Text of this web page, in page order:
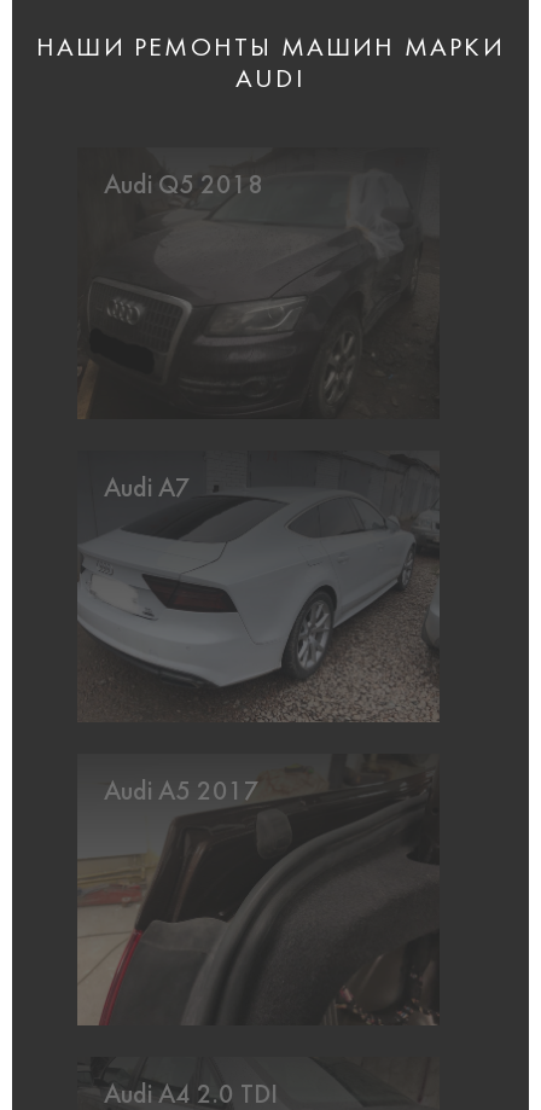
НАШИ РЕМОНТЫ МАШИН МАРКИ
AUDI
Audi Q5 2018
Audi A7
Audi A5 2017
Audi A4 2.0 TDI